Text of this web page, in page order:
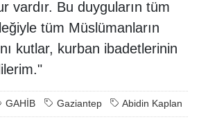
vardır. Bu duyguların tüm
tüm Müslümanların
kutlar, kurban ibadetlerinin
GAHİB Gaziantep Abidin Kaplan